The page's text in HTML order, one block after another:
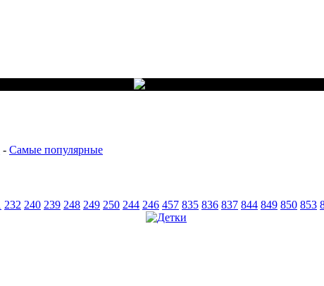
- Самые популярные
232 240 239 248 249 250 244 246 457 835 836 837 844 849 850 853